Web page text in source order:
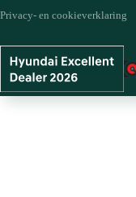
Privacy- en cookieverklaring